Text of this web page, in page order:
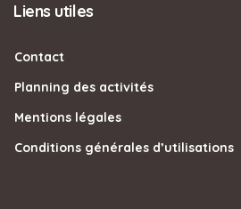
Liens utiles
Contact
Planning des activités
Mentions légales
Conditions générales d’utilisations